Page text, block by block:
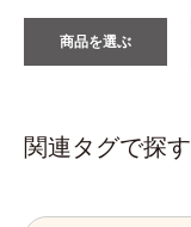
商品を選ぶ
関連タグで探す